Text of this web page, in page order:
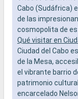
Cabo (Sudáfrica)
de las
cosmopolita de
Qué visitar en
Ciudad del Cabo
de la Mesa,
el vibrante barrio
patrimonio
encarcelado